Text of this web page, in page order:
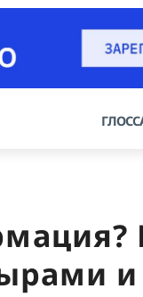
и